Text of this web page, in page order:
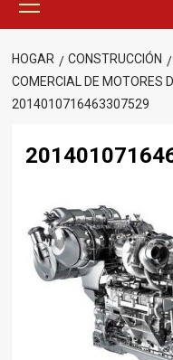
principal
HOGAR CONSTRUCCIÓN
COMERCIAL DE MOTORES
2014010716463307529